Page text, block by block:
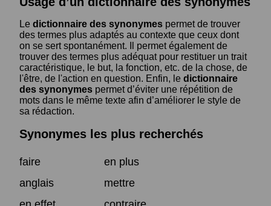
Le dictionnaire des synonymes permet de trouver
des termes plus adaptés au contexte que ceux dont
on se sert spontanément. Il permet également de
trouver des termes plus adéquat pour restituer un trait
caractéristique, le but, la fonction, etc. de la chose, de
l'être, de l'action en question. Enfin, le dictionnaire
des synonymes permet d’éviter une répétition de
mots dans le même texte afin d’améliorer le style de
sa rédaction.
Synonymes les plus recherchés
faire
en plus
anglais
mettre